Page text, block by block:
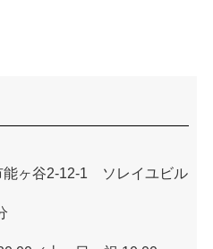
ヶ谷2-12-1 ソレイユビル